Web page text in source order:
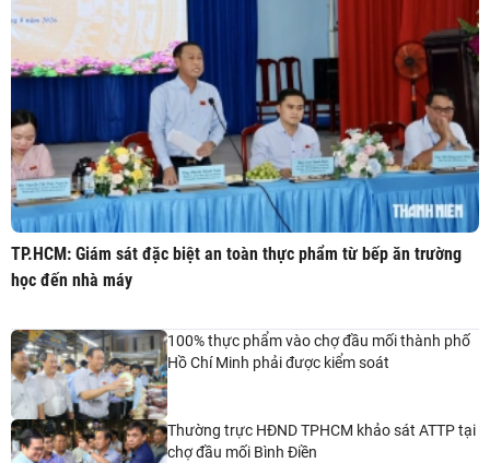
TP.HCM: Giám sát đặc biệt an toàn thực phẩm từ bếp ăn trường
học đến nhà máy
100% thực phẩm vào chợ đầu mối thành phố
Hồ Chí Minh phải được kiểm soát
Thường trực HĐND TPHCM khảo sát ATTP tại
chợ đầu mối Bình Điền